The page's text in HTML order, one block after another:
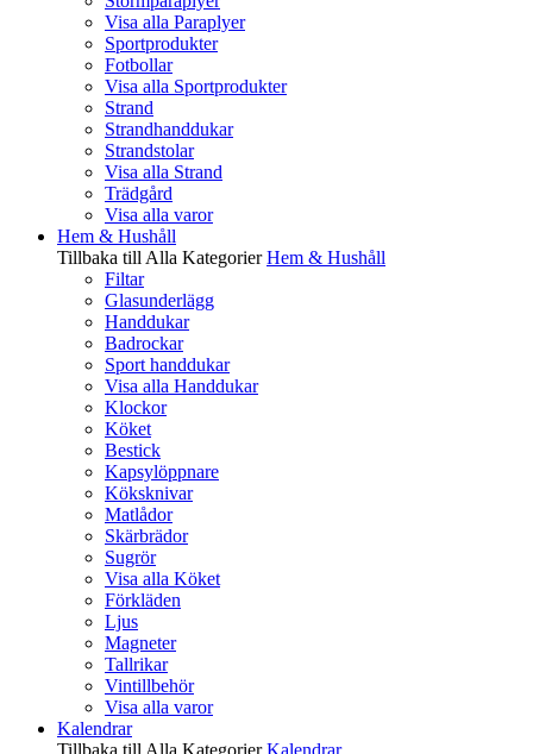
Visa alla Paraplyer
Sportprodukter
Fotbollar
Visa alla Sportprodukter
Strand
Strandhanddukar
Strandstolar
Visa alla Strand
Trädgård
Visa alla varor
Hem & Hushåll
Tillbaka till Alla Kategorier Hem & Hushåll
Filtar
Glasunderlägg
Handdukar
Badrockar
Sport handdukar
Visa alla Handdukar
Klockor
Köket
Bestick
Kapsylöppnare
Köksknivar
Matlådor
Skärbrädor
Sugrör
Visa alla Köket
Förkläden
Ljus
Magneter
Tallrikar
Vintillbehör
Visa alla varor
Kalendrar
Tillbaka till Alla Kategorier Kalendrar